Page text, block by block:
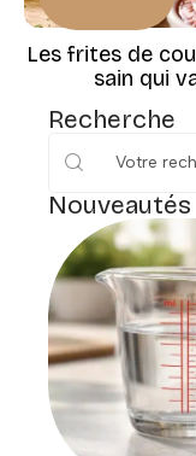
Les frites de
sain qui
Recherche
Nouveautés